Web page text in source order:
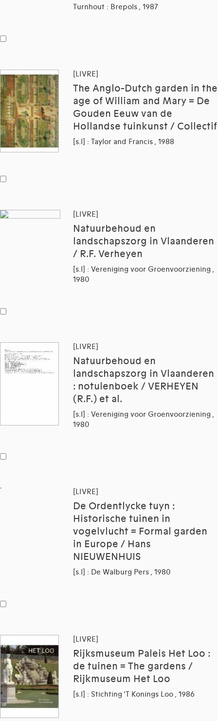
Turnhout : Brepols , 1987
[LIVRE]
The Anglo-Dutch garden in the
age of William and Mary = De
Gouden Eeuw van de
Hollandse tuinkunst / Collectif
[s.l] : Taylor and Francis , 1988
[LIVRE]
Natuurbehoud en
landschapszorg in Vlaanderen
/ R.F. Verheyen
[s.l] : Vereniging voor Groenvoorziening ,
1980
[LIVRE]
Natuurbehoud en
landschapszorg in Vlaanderen
: notulenboek / VERHEYEN
(R.F.) et al.
[s.l] : Vereniging voor Groenvoorziening ,
1980
[LIVRE]
De Ordentlycke tuyn :
Historische tuinen in
vogelvlucht = Formal garden
in Europe / Hans
NIEUWENHUIS
[s.l] : De Walburg Pers , 1980
[LIVRE]
Rijksmuseum Paleis Het Loo :
de tuinen = The gardens /
Rijkmuseum Het Loo
[s.l] : Stichting 'T Konings Loo , 1986